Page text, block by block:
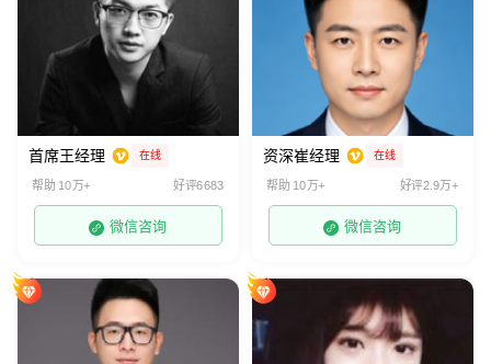
首席王经理 在线
帮助 10万+ 好评6683
微信咨询
资深崔经理 在线
帮助 10万+ 好评2.9万+
微信咨询